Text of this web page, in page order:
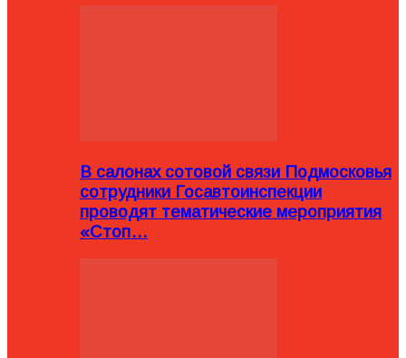
В салонах сотовой связи Подмосковья
сотрудники Госавтоинспекции
проводят тематические мероприятия
«Стоп…